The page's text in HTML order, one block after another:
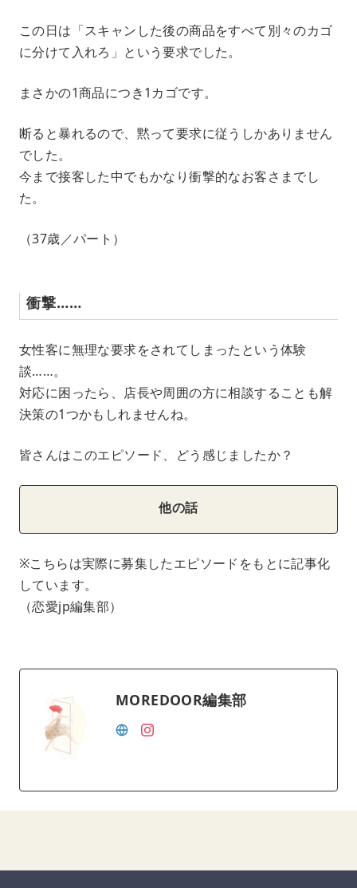
この日は「スキャンした後の商品をすべて別々のカゴ
に分けて入れろ」という要求でした。
まさかの1商品につき1カゴです。
断ると暴れるので、黙って要求に従うしかありません
でした。
今まで接客した中でもかなり衝撃的なお客さまでし
た。
（37歳／パート）
衝撃……
女性客に無理な要求をされてしまったという体験
談……。
対応に困ったら、店長や周囲の方に相談することも解
決策の1つかもしれませんね。
皆さんはこのエピソード、どう感じましたか？
他の話
※こちらは実際に募集したエピソードをもとに記事化
しています。
（恋愛jp編集部）
MOREDOOR編集部